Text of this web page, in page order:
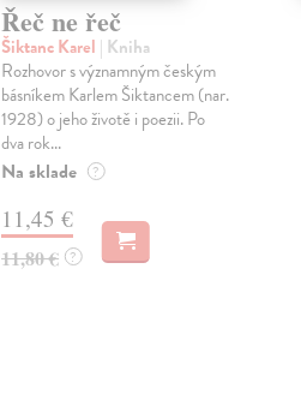
Řeč ne řeč
Šiktanc Karel | Kniha
Rozhovor s významným českým
básníkem Karlem Šiktancem (nar.
1928) o jeho životě i poezii. Po
dva rok...
Na sklade ?
11,45 €
11,80 € ?